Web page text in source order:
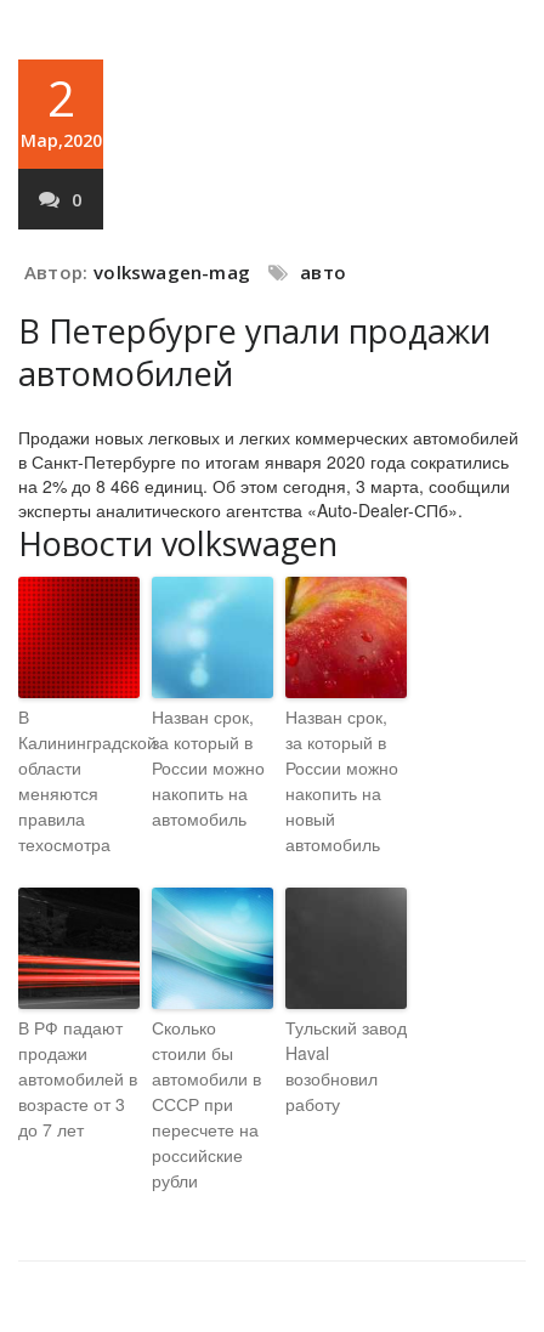
2
Мар,2020
0
Автор: volkswagen-mag авто
В Петербурге упали продажи
автомобилей
Продажи новых легковых и легких коммерческих автомобилей
в Санкт-Петербурге по итогам января 2020 года сократились
на 2% до 8 466 единиц. Об этом сегодня, 3 марта, сообщили
эксперты аналитического агентства «Auto-Dealer-СПб».
Новости volkswagen
В
Калининградской
области
меняются
правила
техосмотра
Назван срок,
за который в
России можно
накопить на
автомобиль
Назван срок,
за который в
России можно
накопить на
новый
автомобиль
В РФ падают
продажи
автомобилей в
возрасте от 3
до 7 лет
Сколько
стоили бы
автомобили в
СССР при
пересчете на
российские
рубли
Тульский завод
Haval
возобновил
работу